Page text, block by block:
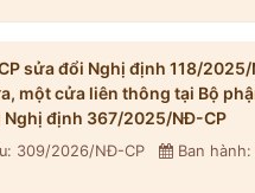
sửa đổi Nghị định 118/
một cửa liên thông tại Bộ
định 367/2025/NĐ-CP
309/2026/NĐ-CP Ban